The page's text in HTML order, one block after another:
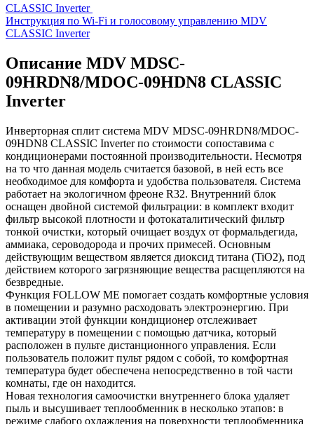
CLASSIC Inverter
Инструкция по Wi-Fi и голосовому управлению MDV
CLASSIC Inverter
Описание MDV MDSC-
09HRDN8/MDOC-09HDN8 CLASSIC
Inverter
Инверторная сплит система MDV MDSC-09HRDN8/MDOC-
09HDN8 CLASSIC Inverter по стоимости сопоставима с
кондиционерами постоянной производительности. Несмотря
на то что данная модель считается базовой, в ней есть все
необходимое для комфорта и удобства пользователя. Система
работает на экологичном фреоне R32. Внутренний блок
оснащен двойной системой фильтрации: в комплект входит
фильтр высокой плотности и фотокаталитический фильтр
тонкой очистки, который очищает воздух от формальдегида,
аммиака, сероводорода и прочих примесей. Основным
действующим веществом является диоксид титана (TiO2), под
действием которого загрязняющие вещества расщепляются на
безвредные.
Функция FOLLOW ME помогает создать комфортные условия
в помещении и разумно расходовать электроэнергию. При
активации этой функции кондиционер отслеживает
температуру в помещении с помощью датчика, который
расположен в пульте дистанционного управления. Если
пользователь положит пульт рядом с собой, то комфортная
температура будет обеспечена непосредственно в той части
комнаты, где он находится.
Новая технология самоочистки внутреннего блока удаляет
пыль и высушивает теплообменник в несколько этапов: в
режиме слабого охлаждения на поверхности теплообменника